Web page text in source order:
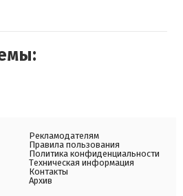
Рекламодателям
Правила пользования
Политика конфиденциальности
Техническая информация
Контакты
Архив